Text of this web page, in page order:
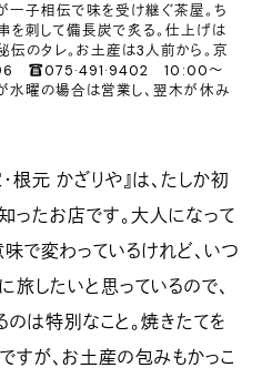
子相伝で味を受け継ぐ茶屋。ち
を刺して備長炭で炙る。仕上げは
のタレ。お土産は3人前から。京
96 ☎075·491·9402 10:00～
曜の場合は営業し、翌木が休み
元 かざりや』は、たしか初
ったお店です。大人になって
で変わっているけれど、いつ
したいと思っているので、
は特別なこと。焼きたてを
すが、お土産の包みもかっこ